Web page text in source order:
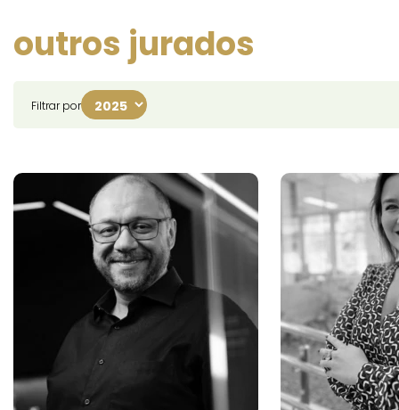
outros jurados
Filtrar por